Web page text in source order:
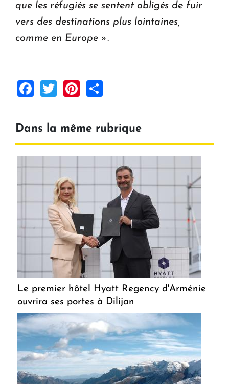
que les réfugiés se sentent obligés de fuir
vers des destinations plus lointaines,
comme en Europe ».
Facebook
TwitterPinterest
Dans la même rubrique
Le premier hôtel Hyatt Regency d'Arménie
ouvrira ses portes à Dilijan